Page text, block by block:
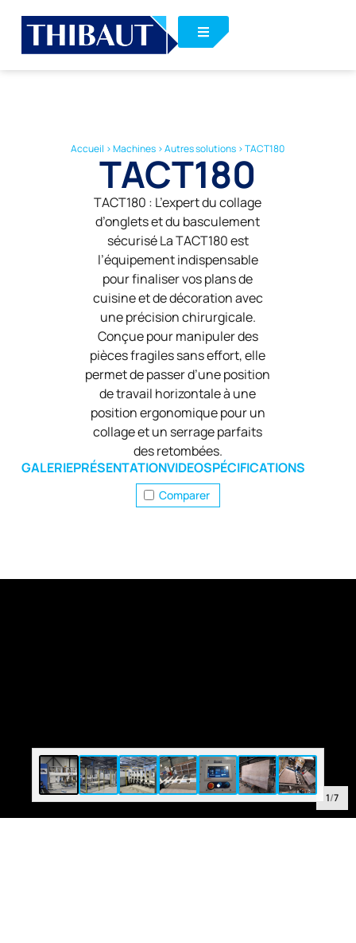
Accueil >Machines >Autres solutions >TACT180
TACT180
TACT180 : L’expert du collage
d’onglets et du basculement
sécurisé La TACT180 est
l’équipement indispensable
pour finaliser vos plans de
cuisine et de décoration avec
une précision chirurgicale.
Conçue pour manipuler des
pièces fragiles sans effort, elle
permet de passer d’une position
de travail horizontale à une
position ergonomique pour un
collage et un serrage parfaits
des retombées.
GALERIEPRÉSENTATIONVIDEOSPÉCIFICATIONS
Comparer
1/7